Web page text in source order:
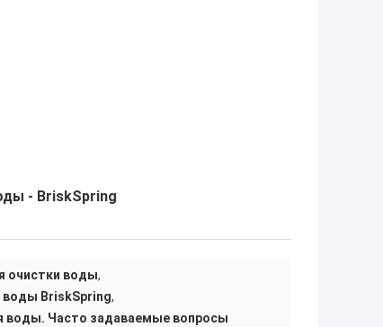
- BriskSpring
очистки воды,
воды BriskSpring,
воды. Часто задаваемые вопросы